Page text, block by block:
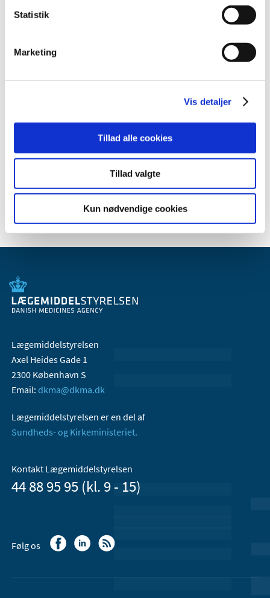
Statistik
Marketing
Vis detaljer
Tillad alle cookies
Tillad valgte
Kun nødvendige cookies
2013 (45)
2009 (14)
januar (1)
2005 (2)
Lægemiddelstyrelsen
Axel Heides Gade 1
2300 København S
Email: dkma@dkma.dk
Lægemiddelstyrelsen er en del af
Sundheds- og Kirkeministeriet.
Kontakt Lægemiddelstyrelsen
44 88 95 95 (kl. 9 - 15)
Følg os